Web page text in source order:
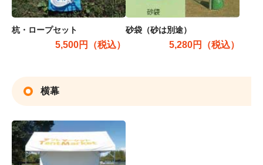
杭・ロープセット
5,500円（税込）
砂袋（砂は別途）
5,280円（税込）
横幕